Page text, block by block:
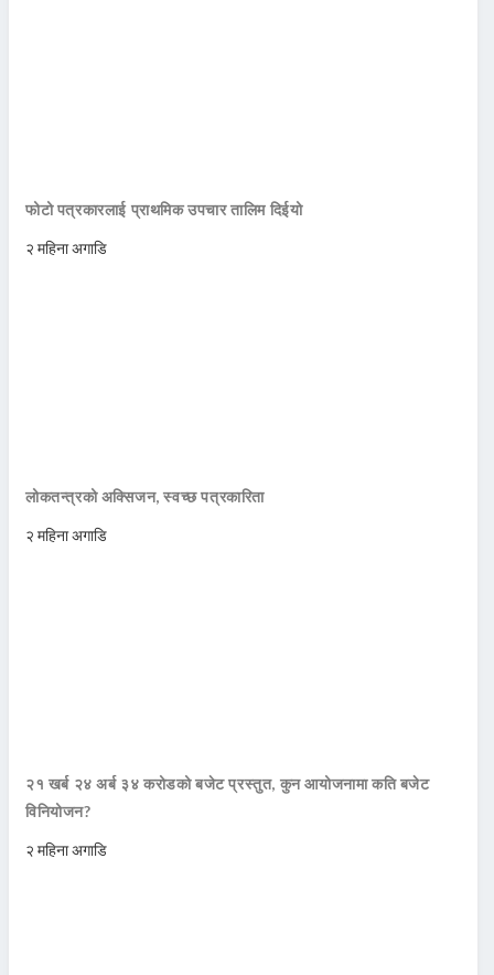
फोटो पत्रकारलाई प्राथमिक उपचार तालिम दिईयो
२ महिना अगाडि
लोकतन्त्रको अक्सिजन, स्वच्छ पत्रकारिता
२ महिना अगाडि
२१ खर्ब २४ अर्ब ३४ करोडको बजेट प्रस्तुत, कुन आयोजनामा कति बजेट
विनियोजन?
२ महिना अगाडि